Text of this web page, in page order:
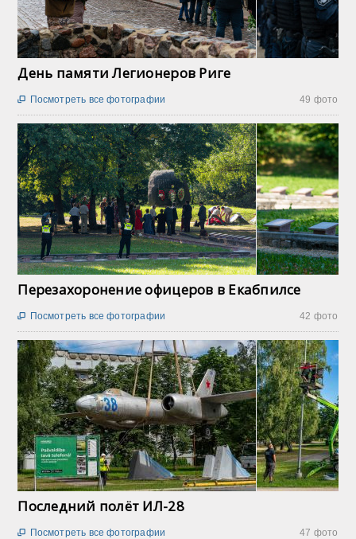
День памяти Легионеров Риге
49 фото
 Посмотреть все фотографии
Перезахоронение офицеров в Екабпилсе
42 фото
 Посмотреть все фотографии
Последний полёт ИЛ-28
47 фото
 Посмотреть все фотографии